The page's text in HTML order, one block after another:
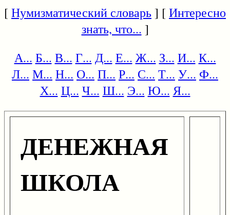
[Нумизматический словарь] [Интересно
знать, что... ]
А... Б... В... Г... Д... Е... Ж... З... И... К...
Л... М... Н... О... П... Р... С... Т... У... Ф...
Х... Ц... Ч... Ш... Э... Ю... Я...
ДЕНЕЖНАЯ
ШКОЛА